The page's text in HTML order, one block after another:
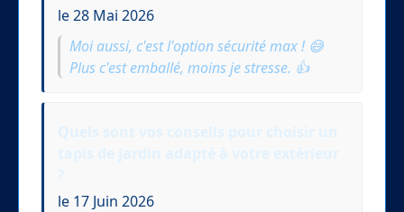
le 28 Mai 2026
Moi aussi, c'est l'option sécurité max ! 😅
Plus c'est emballé, moins je stresse. 👍
le 17 Juin 2026